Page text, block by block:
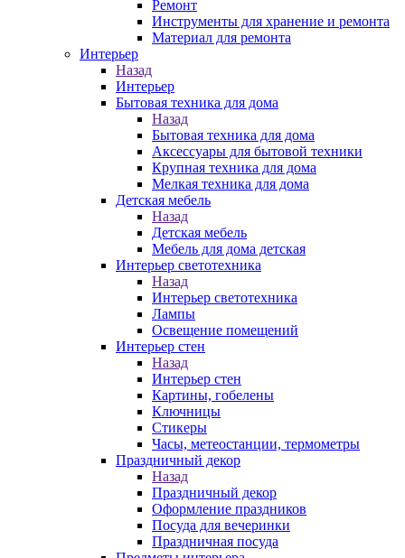
Ремонт
Инструменты для хранение и ремонта
Материал для ремонта
Интерьер
Назад
Интерьер
Бытовая техника для дома
Назад
Бытовая техника для дома
Аксессуары для бытовой техники
Крупная техника для дома
Мелкая техника для дома
Детская мебель
Назад
Детская мебель
Мебель для дома детская
Интерьер светотехника
Назад
Интерьер светотехника
Лампы
Освещение помещений
Интерьер стен
Назад
Интерьер стен
Картины, гобелены
Ключницы
Стикеры
Часы, метеостанции, термометры
Праздничный декор
Назад
Праздничный декор
Оформление праздников
Посуда для вечеринки
Праздничная посуда